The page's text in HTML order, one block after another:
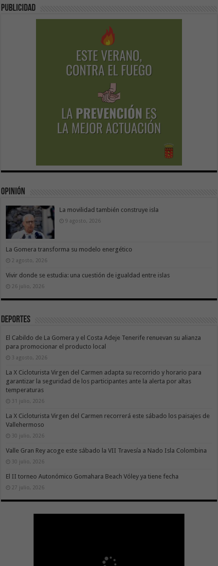
Publicidad
Opinión
La movilidad también construye isla
9 agosto, 2026
La Gomera transforma su modelo energético
2 agosto, 2026
Vivir donde se estudia: una cuestión de igualdad entre islas
26 julio, 2026
Deportes
El Cabildo de La Gomera y el Costa Adeje Tenerife renuevan su alianza
para promocionar el producto local
3 agosto, 2026
La X Cicloturista Virgen del Carmen adapta su recorrido y horario para
garantizar la seguridad de los participantes ante la alerta por altas
temperaturas
31 julio, 2026
La X Cicloturista Virgen del Carmen recorrerá este sábado los paisajes de
Vallehermoso
30 julio, 2026
Valle Gran Rey acoge este sábado la VII Travesía a Nado Isla Colombina
30 julio, 2026
El II torneo Autonómico Gomahara Beach Vóley ya tiene fecha
27 julio, 2026